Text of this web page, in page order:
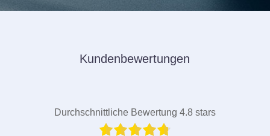
Kundenbewertungen
Durchschnittliche Bewertung 4.8 stars